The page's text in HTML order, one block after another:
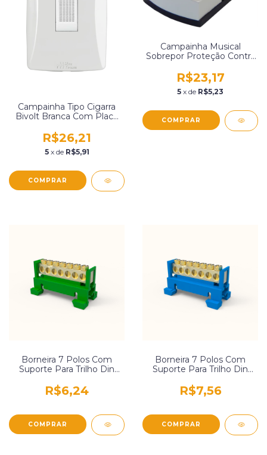
Campainha Tipo Cigarra
Bivolt Branca Com Placa
R$26,21
5 x de R$5,91
Campainha Musical
Sobrepor Proteção Contra
203001
R$23,17
5 x de R$5,23
Borneira 7 Polos Com
Suporte Para Trilho Din
R$6,24
Borneira 7 Polos Com
Suporte Para Trilho Din
R$7,56